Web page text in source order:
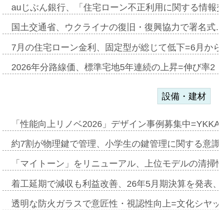
auじぶん銀行、「住宅ローン不正利用に関する情
国土交通省、ウクライナの復旧・復興協力で署名
7月の住宅ローン金利、固定型が総じて低下=6月か
2026年分路線価、標準宅地5年連続の上昇=伸び率
設備・建材
「性能向上リノベ2026」デザイン事例募集中
約7割が物理鍵で管理、小学生の鍵管理に関する意
「マイトーン」をリニューアル、上位モデルの清
着工延期で減収も利益改善、26年5月期決算を発表
透明な防火ガラスで意匠性・視認性向上=文化シヤ